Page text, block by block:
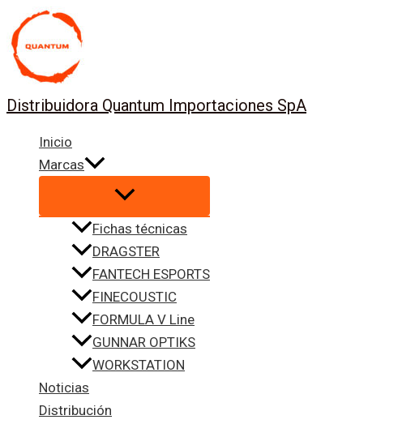
al
contenido
Distribuidora Quantum Importaciones SpA
Inicio
Marcas
Fichas técnicas
DRAGSTER
FANTECH ESPORTS
FINECOUSTIC
FORMULA V Line
GUNNAR OPTIKS
WORKSTATION
Noticias
Distribución